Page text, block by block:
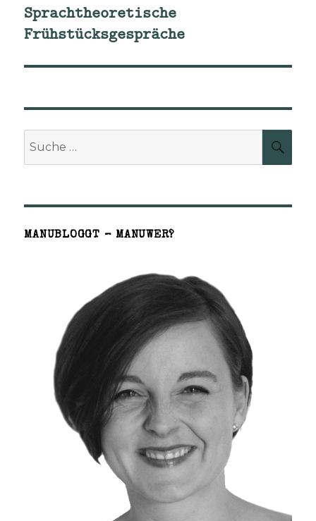
Nächster
Beitrag:
Sprachtheoretische
Frühstücksgespräche
MANUBLOGGT – MANUWER?